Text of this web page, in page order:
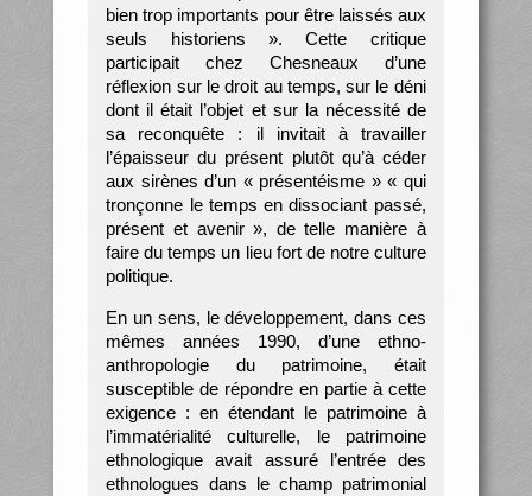
bien trop importants pour être laissés aux
seuls historiens ». Cette critique
participait chez Chesneaux d’une
réflexion sur le droit au temps, sur le déni
dont il était l’objet et sur la nécessité de
sa reconquête : il invitait à travailler
l’épaisseur du présent plutôt qu’à céder
aux sirènes d’un « présentéisme » « qui
tronçonne le temps en dissociant passé,
présent et avenir », de telle manière à
faire du temps un lieu fort de notre culture
politique.
En un sens, le développement, dans ces
mêmes années 1990, d’une ethno-
anthropologie du patrimoine, était
susceptible de répondre en partie à cette
exigence : en étendant le patrimoine à
l’immatérialité culturelle, le patrimoine
ethnologique avait assuré l’entrée des
ethnologues dans le champ patrimonial